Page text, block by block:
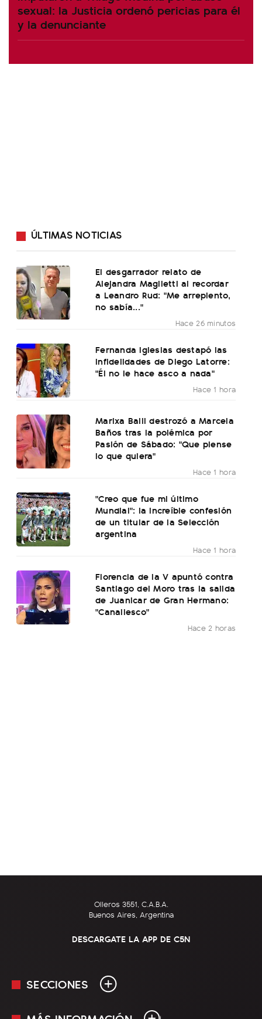
sexual: la Justicia ordenó pericias para él
y la denunciante
ÚLTIMAS NOTICIAS
El desgarrador relato de
Alejandra Maglietti al recordar
a Leandro Rud: "Me arrepiento,
no sabía..."
Hace 26 minutos
Fernanda Iglesias destapó las
infidelidades de Diego Latorre:
"Él no le hace asco a nada"
Hace 1 hora
Marixa Balli destrozó a Marcela
Baños tras la polémica por
Pasión de Sábado: "Que piense
lo que quiera"
Hace 1 hora
"Creo que fue mi último
Mundial": la increíble confesión
de un titular de la Selección
argentina
Hace 1 hora
Florencia de la V apuntó contra
Santiago del Moro tras la salida
de Juanicar de Gran Hermano:
"Canallesco"
Hace 2 horas
Olleros 3551, C.A.B.A.
Buenos Aires, Argentina
DESCARGATE LA APP DE C5N
SECCIONES